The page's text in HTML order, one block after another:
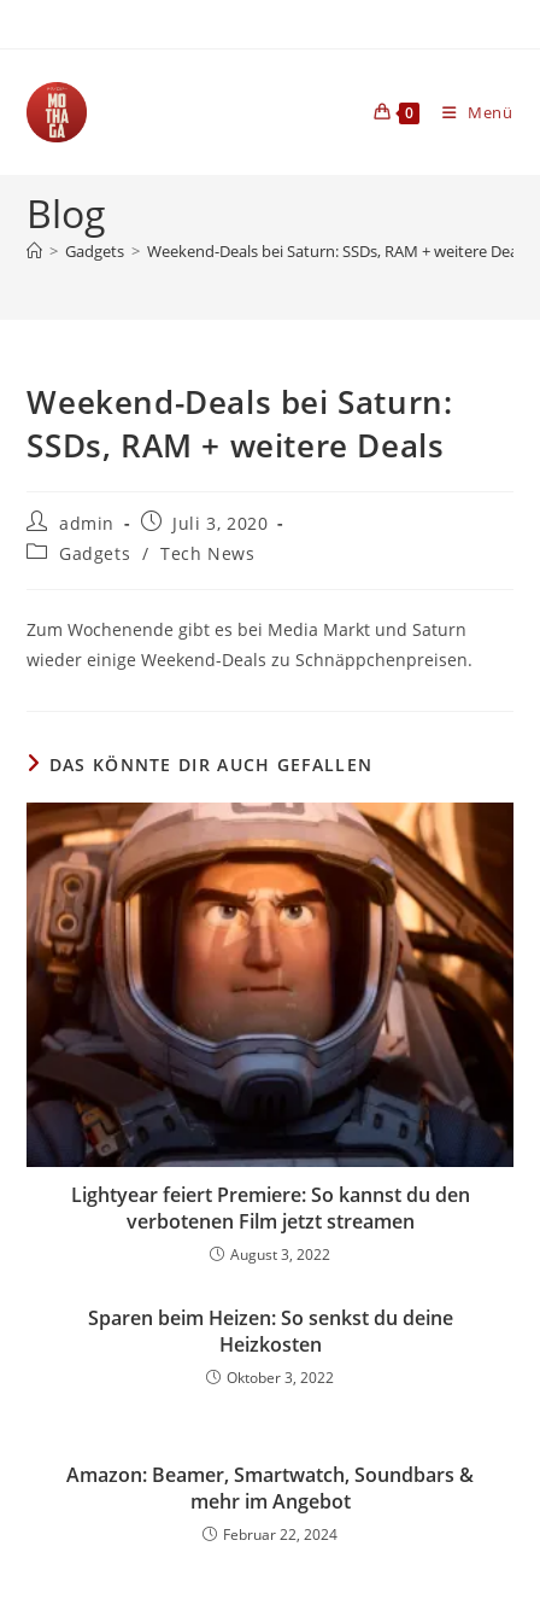
0 Menü
Blog
> Gadgets > Weekend-Deals bei Saturn: SSDs, RAM + weitere Deals
Weekend-Deals bei Saturn:
SSDs, RAM + weitere Deals
Beitrags-
Autor:
admin
Beitrag
veröffentlicht:
Juli 3, 2020
Beitrags-
Gadgets / Tech News
Zum Wochenende gibt es bei Media Markt und Saturn
wieder einige Weekend-Deals zu Schnäppchenpreisen.
DAS KÖNNTE DIR AUCH GEFALLEN
Lightyear feiert Premiere: So kannst du den
verbotenen Film jetzt streamen
August 3, 2022
Sparen beim Heizen: So senkst du deine
Heizkosten
Oktober 3, 2022
Amazon: Beamer, Smartwatch, Soundbars &
mehr im Angebot
Februar 22, 2024